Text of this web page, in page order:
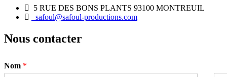
5 RUE DES BONS PLANTS 93100 MONTREUIL
safoul@safoul-productions.com
Nous contacter
Nom *